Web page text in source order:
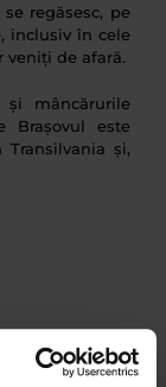
regăsesc, pe
inclusiv în cele
de afară.
și mâncărurile
Brașovul este
și,